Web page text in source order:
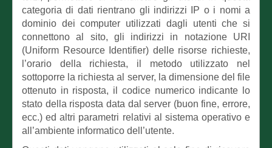
categoria di dati rientrano gli indirizzi IP o i nomi a
dominio dei computer utilizzati dagli utenti che si
connettono al sito, gli indirizzi in notazione URI
(Uniform Resource Identifier) delle risorse richieste,
l’orario della richiesta, il metodo utilizzato nel
sottoporre la richiesta al server, la dimensione del file
ottenuto in risposta, il codice numerico indicante lo
stato della risposta data dal server (buon fine, errore,
ecc.) ed altri parametri relativi al sistema operativo e
all’ambiente informatico dell’utente.